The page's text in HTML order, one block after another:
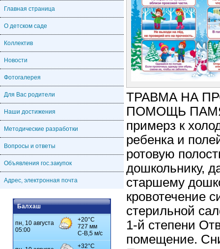
Главная страница
О детском саде
Коллектив
Новости
Фотогалерея
Для Вас родители
Наши достижения
Методические разработки
Вопросы и ответы
Объявления гос.закупок
Адрес, электронная почта
Балхаш
ТРАВМА НА
ПОМОЩЬ
примерз к
ребенка и
ротовую
дошкольнику,
старшему
кровотечение
стерильной
1-й степени
помещение.